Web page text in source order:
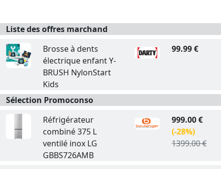
Liste des offres marchand
Brosse à dents
électrique enfant Y-
BRUSH NylonStart
Kids
99.99 €
Sélection Promoconso
Réfrigérateur
combiné 375 L
ventilé inox LG
GBBS726AMB
999.00 €
(-28%)
1399.00 €